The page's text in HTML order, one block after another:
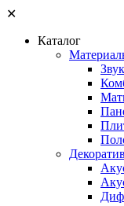
✕
Каталог